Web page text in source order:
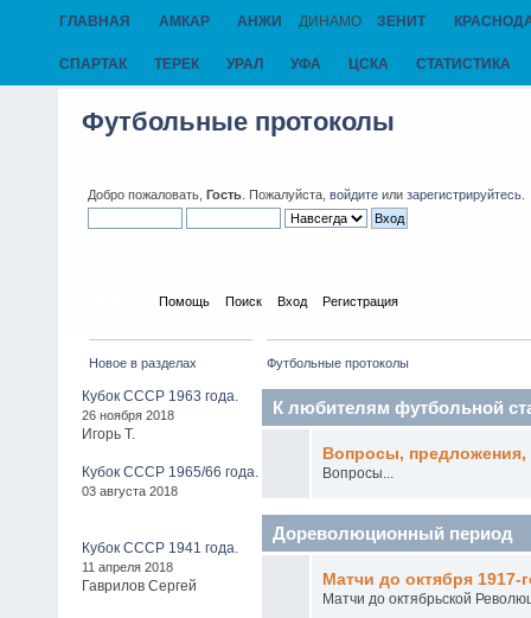
ГЛАВНАЯ АМКАР АНЖИ ДИНАМО ЗЕНИТ
СПАРТАК ТЕРЕК УРАЛ УФА ЦСКА СТАТИСТИКА
Футбольные протоколы
Добро пожаловать, Гость . Пожалуйста, войдите или зарегистрируйтесь
Помощь Поиск Вход Регистрация
Новое в разделах
Кубок СССР 1963 года.
26 ноября 2018
Игорь Т.
Кубок СССР 1965/66 года.
03 августа 2018
Кубок СССР 1941 года.
11 апреля 2018
Гаврилов Сергей
Футбольные протоколы
К любителям футбольной
Вопросы, предложения,
Вопросы...
Дореволюционный период
Матчи до октября 1917-
Матчи до октябрьской